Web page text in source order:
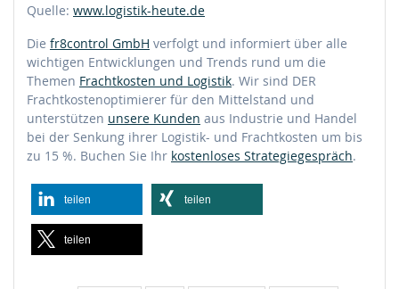
Quelle: www.logistik-heute.de
Die fr8control GmbH verfolgt und informiert über alle
wichtigen Entwicklungen und Trends rund um die
Themen Frachtkosten und Logistik. Wir sind DER
Frachtkostenoptimierer für den Mittelstand und
unterstützen unsere Kunden aus Industrie und Handel
bei der Senkung ihrer Logistik- und Frachtkosten um bis
zu 15 %. Buchen Sie Ihr kostenloses Strategiegespräch.
teilen teilen
teilen